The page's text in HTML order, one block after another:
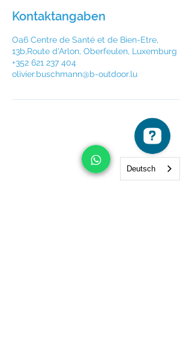
Kontaktangaben
Oa6 Centre de Santé et de Bien-Etre,
13b,Route d'Arlon, Oberfeulen, Luxemburg
+352 621 237 404
olivier.buschmann@b-outdoor.lu
Deutsch